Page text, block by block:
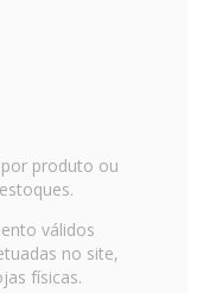
produto ou
válidos
no site,
físicas.